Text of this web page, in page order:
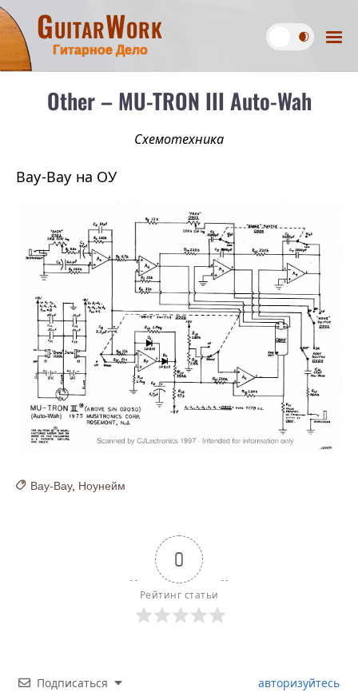
GuitarWork
Гитарное Дело
Other – MU-TRON III Auto-Wah
Схемотехника
Вау-Вау на ОУ
Вау-Вау, Ноунейм
0
Рейтинг статьи
Подписаться авторизуйтесь